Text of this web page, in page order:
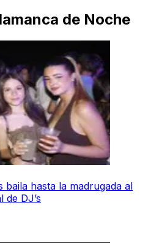
de Noche
baila hasta la madrugada al
de DJ’s